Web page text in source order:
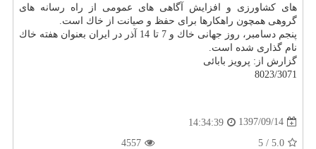
های كشاورزی و افزایش آگاهی های عمومی از راه رسانه های
گروهی همچون راهكارها برای حفظ و صیانت از خاك است.
پنجم دسامبر، روز جهانی خاك و 7 تا 14 آذر در ایران بعنوان هفته خاك
نام گذاری شده است.
گزارش از: پرویز بابائی
8023/3071
1397/09/14
14:34:39
5.0
/
5
4557